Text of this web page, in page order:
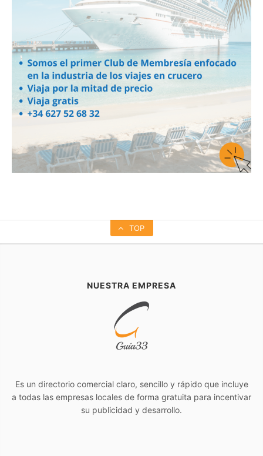
TOP
NUESTRA EMPRESA
Es un directorio comercial claro, sencillo y rápido que incluye
a todas las empresas locales de forma gratuita para incentivar
su publicidad y desarrollo.